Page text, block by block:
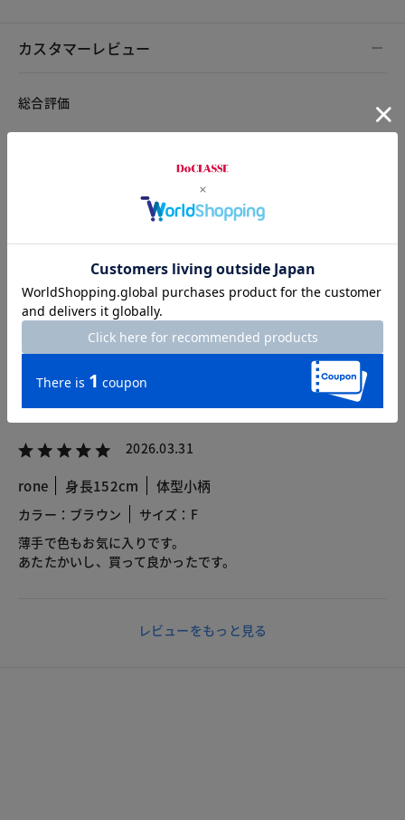
カスタマーレビュー
総合評価
2026.05.27
ロネポンサ 身長152cm 体型小柄
カラー：ブラウン
ブラウンを購入しました。
薄くてあたたかくて最高です。とてもお気に入りです。
2026.03.31
rone 身長152cm 体型小柄
カラー：ブラウン
サイズ：F
薄手で色もお気に入りです。
あたたかいし、買って良かったです。
レビューをもっと見る